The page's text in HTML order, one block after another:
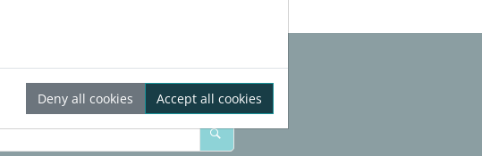
Deny all cookies Accept all cookies